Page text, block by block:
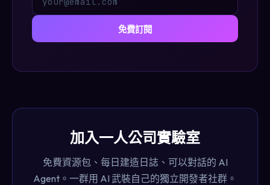
免費訂閱
加入一人公司實驗室
免費資源包、每日建造日誌、可以對話的 AI
Agent。一群用 AI 武裝自己的獨立開發者社群。